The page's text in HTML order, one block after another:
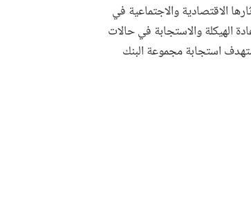
أصداء آثارها الاقتصادية والاجتماعية في
الهيكلة والاستجابة في حالات
استجابة مجموعة البنك